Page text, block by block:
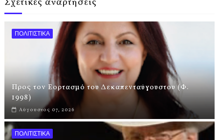
ΠΟΛΙΤΙΣΤΙΚΑ
Προς τον Εορτασμό του Δεκαπενταύγουστου (Φ.
1998)
Αύγουστος 07, 2026
ΠΟΛΙΤΙΣΤΙΚΑ